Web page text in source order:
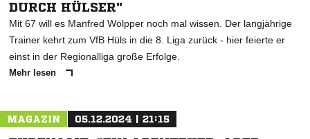
DURCH HÜLSER"
Mit 67 will es Manfred Wölpper noch mal wissen. Der langjährige
Trainer kehrt zum VfB Hüls in die 8. Liga zurück - hier feierte er
einst in der Regionalliga große Erfolge.
Mehr lesen
MAGAZIN 05.12.2024 | 21:15